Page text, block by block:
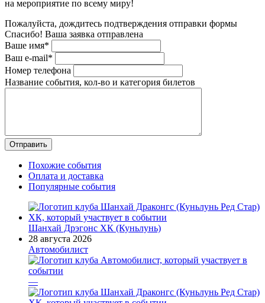
на мероприятие по всему миру!
Пожалуйста, дождитесь подтверждения отправки формы
Спасибо! Ваша заявка отправлена
Ваше имя*
Ваш e-mail*
Номер телефона
Название события, кол-во и категория билетов
Похожие события
Оплата и доставка
Популярные события
Шанхай Дрэгонс ХК (Куньлунь)
28 августа 2026
Автомобилист
—